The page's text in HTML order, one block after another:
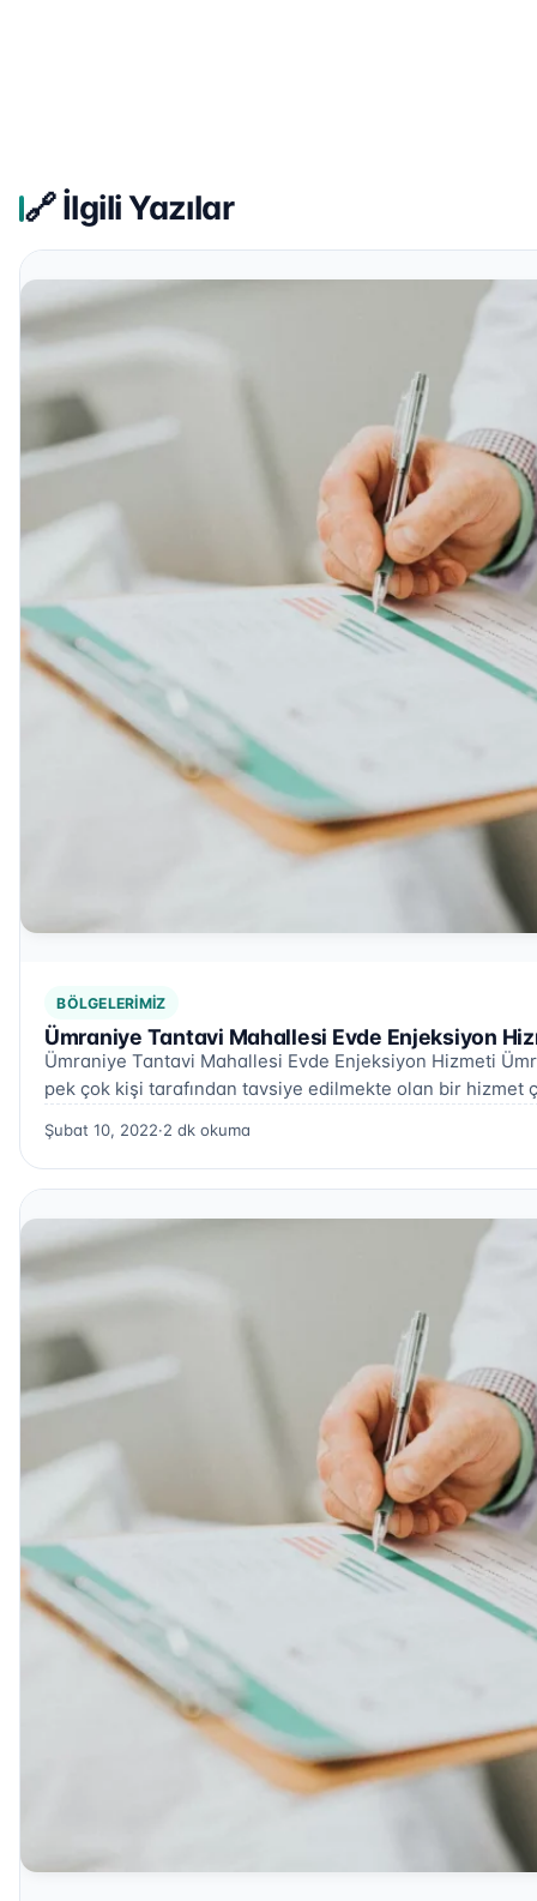
🔗 İlgili Yazılar
BÖLGELERIMIZ
Ümraniye Tantavi Mahallesi Evde Enjeksiyon
Ümraniye Tantavi Mahallesi Evde Enjeksiyon Hizmeti
pek çok kişi tarafından tavsiye edilmekte olan bir hizmet
Şubat 10, 2022·2 dk okuma